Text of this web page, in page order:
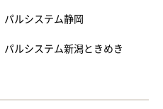
パルシステム静岡
パルシステム新潟ときめき